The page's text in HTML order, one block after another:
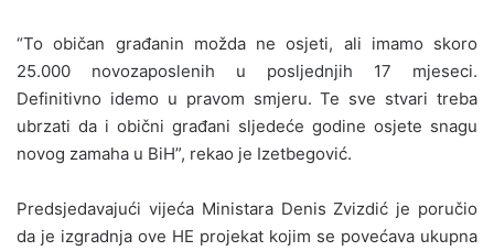
“To običan građanin možda ne osjeti, ali imamo skoro
25.000 novozaposlenih u posljednjih 17 mjeseci.
Definitivno idemo u pravom smjeru. Te sve stvari treba
ubrzati da i obični građani sljedeće godine osjete snagu
novog zamaha u BiH”, rekao je Izetbegović.
Predsjedavajući vijeća Ministara Denis Zvizdić je poručio
da je izgradnja ove HE projekat kojim se povećava ukupna